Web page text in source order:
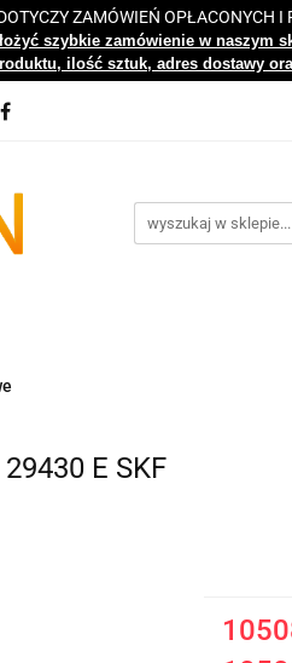
ZAMÓWIEŃ OPŁACONYCH
szybkie zamówienie w naszym
ilość sztuk, adres dostawy
Nowości
E SKF